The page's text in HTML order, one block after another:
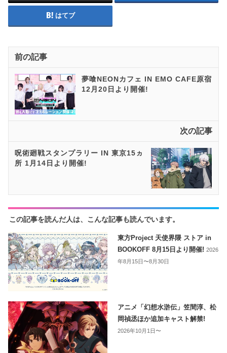
はてブ
前の記事
夢喰NEONカフェ IN EMO CAFE原宿
12月20日より開催!
次の記事
呪術廻戦スタンプラリー IN 東京15ヵ
所 1月14日より開催!
この記事を読んだ人は、こんな記事も読んでいます。
東方Project 天使界隈 ストア in
BOOKOFF 8月15日より開催!2026
年8月15日〜8月30日
アニメ「幻想水滸伝」笠間淳、松
岡禎丞ほか追加キャスト解禁!
2026年10月1日〜